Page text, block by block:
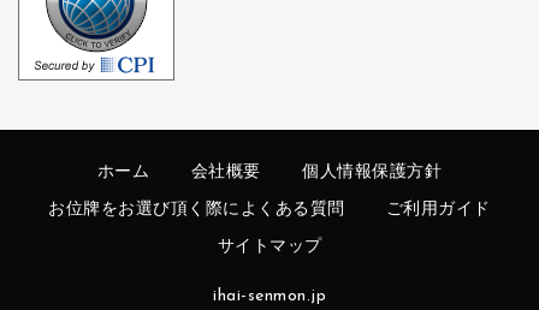
ホーム 会社概要 個人情報保護方針
お位牌をお選び頂く際によくある質問 ご利用ガイド
サイトマップ
ihai-senmon.jp